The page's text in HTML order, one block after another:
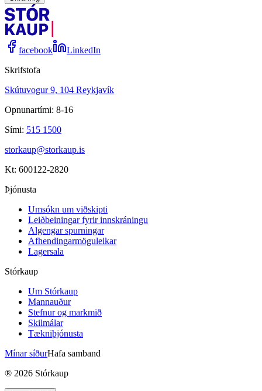
facebook
LinkedIn
Skrifstofa
Skútuvogur 9, 104 Reykjavík
Opnunartími: 8-16
Sími: 515 1500
storkaup@storkaup.is
Kt: 600122-2820
Þjónusta
Umsókn um viðskipti
Leiðbeiningar fyrir innskráningu
Algengar spurningar
Afhendingarmöguleikar
Lagersala
Stórkaup
Um Stórkaup
Mannauður
Stefnur og markmið
Skilmálar
Tækniþjónusta
Mínar síðurHafa samband
® 2026 Stórkaup